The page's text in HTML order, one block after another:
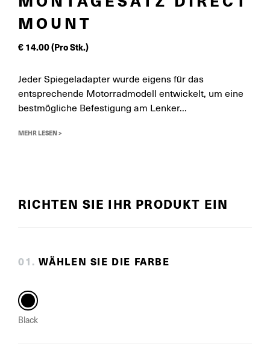
MOUNT
€ 14.00(Pro Stk.)
Jeder Spiegeladapter wurde eigens für das
entsprechende Motorradmodell entwickelt, um eine
bestmögliche Befestigung am Lenker...
MEHR LESEN >
RICHTEN SIE IHR PRODUKT EIN
01 . WÄHLEN SIE DIE FARBE
Black